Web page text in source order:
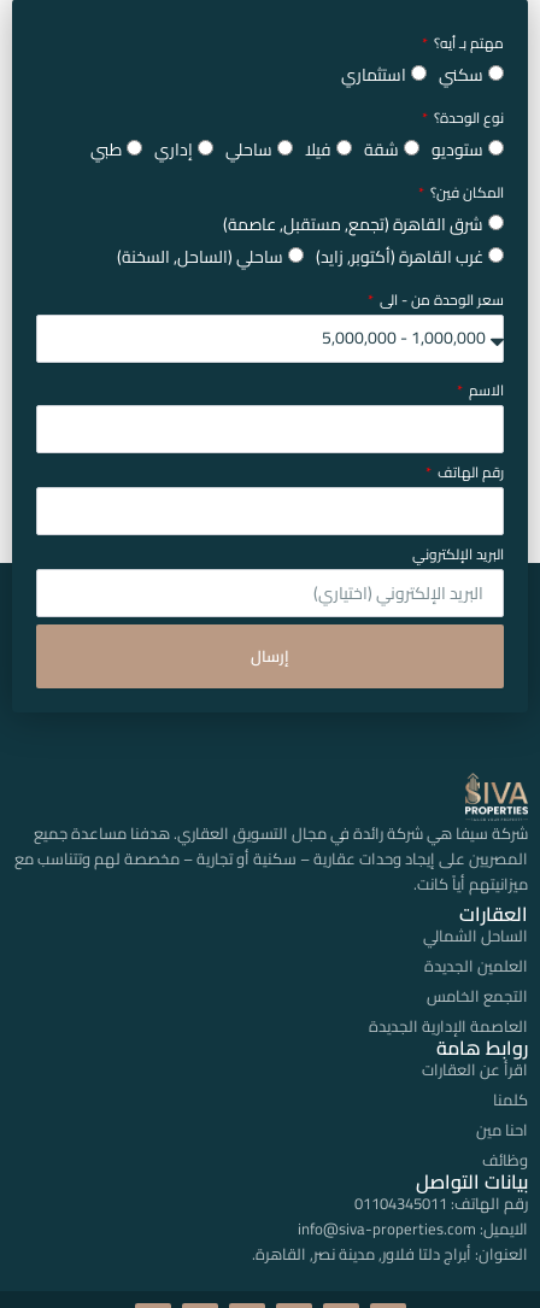
مهتم بـ أيه؟
سكني استثماري
نوع الوحدة؟
ستوديو شقة فيلا ساحلي إداري طبي
المكان فين؟
شرق القاهرة (تجمع, مستقبل, عاصمة)
غرب القاهرة (أكتوبر, زايد)
ساحلي (الساحل, السخنة)
سعر الوحدة من - الى
الاسم
رقم الهاتف
البريد الإلكتروني
إرسال
شركة سيفا هي شركة رائدة في مجال التسويق العقاري. هدفنا مساعدة جميع
المصريين على إيجاد وحدات عقارية – سكنية أو تجارية – مخصصة لهم وتتناسب مع
ميزانيتهم أياً كانت.
العقارات
الساحل الشمالي
العلمين الجديدة
التجمع الخامس
العاصمة الإدارية الجديدة
روابط هامة
اقرأ عن العقارات
كلمنا
احنا مين
وظائف
بيانات التواصل
رقم الهاتف: 01104345011
الايميل: info@siva-properties.com
العنوان: أبراج دلتا فلاور, مدينة نصر, القاهرة.